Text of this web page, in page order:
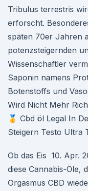
Tribulus terrestris
erforscht.
späten 70er Jahren
potenzsteigernden
Wissenschaftler
Saponin namens
Botenstoffs und
Wird Nicht Mehr
🥇 Cbd öl Legal In
Steigern Testo Ultra
Ob das Eis 10. Apr.
diese Cannabis-Öle,
Orgasmus CBD